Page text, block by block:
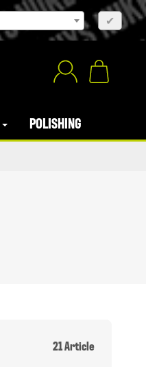
✔
POLISHING
21 Article